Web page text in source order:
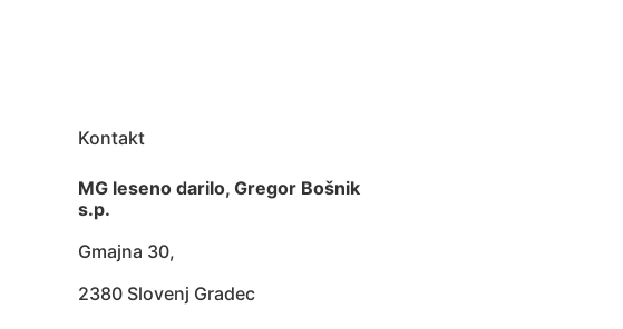
Kontakt
MG leseno darilo, Gregor Bošnik
s.p.
Gmajna 30,
2380 Slovenj Gradec